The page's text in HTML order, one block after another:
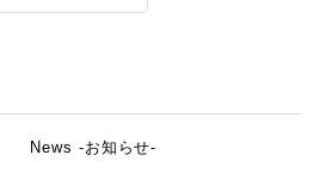
News -お知らせ-